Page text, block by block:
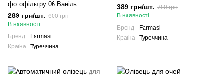
фотофільтру 06 Ваніль
289 грн/шт. 600 грн
В наявності
Бренд
Farmasi
Країна Туреччина
389 грн/шт. 790 грн
В наявності
Бренд
Farmasi
Країна Туреччина